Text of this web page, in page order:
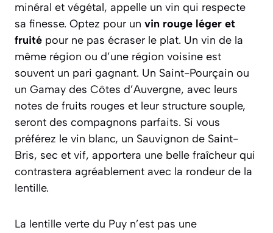
minéral et végétal, appelle un vin qui respecte
sa finesse. Optez pour un vin rouge léger et
fruité pour ne pas écraser le plat. Un vin de la
même région ou d’une région voisine est
souvent un pari gagnant. Un Saint-Pourçain ou
un Gamay des Côtes d’Auvergne, avec leurs
notes de fruits rouges et leur structure souple,
seront des compagnons parfaits. Si vous
préférez le vin blanc, un Sauvignon de Saint-
Bris, sec et vif, apportera une belle fraîcheur qui
contrastera agréablement avec la rondeur de la
lentille.
La lentille verte du Puy n’est pas une